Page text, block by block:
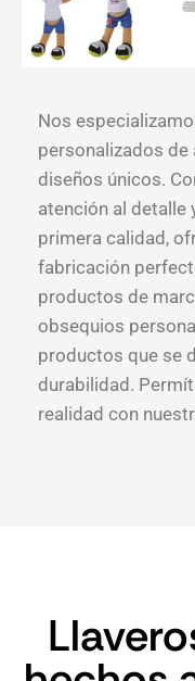
Nos
personalizados de
diseños únicos.
atención al detalle
primera calidad,
fabricación
productos de
obsequios
productos que se
durabilidad.
realidad con